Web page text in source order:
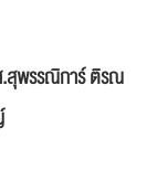
.สุพรรณิการ์ ติรณ